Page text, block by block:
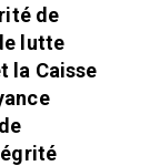
de
lutte
la Caisse